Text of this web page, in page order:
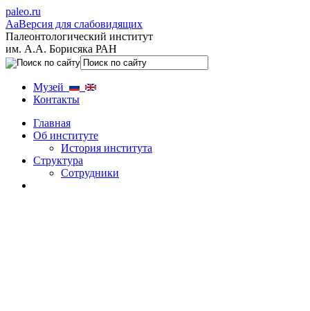
paleo.ru
AaВерсия для слабовидящих
Палеонтологический институт
им. А.А. Борисяка РАН
Музей
Контакты
Главная
Об институте
История института
Структура
Сотрудники